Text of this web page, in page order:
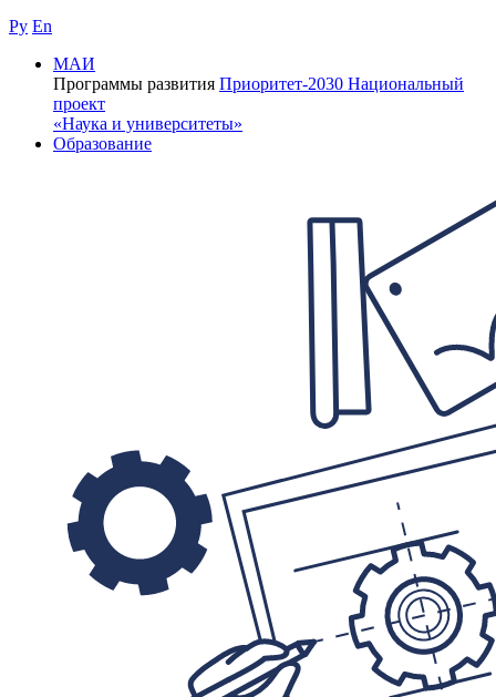
Ру En
МАИ
Программы развития Приоритет-2030 Национальный
проект
«Наука и университеты»
Образование